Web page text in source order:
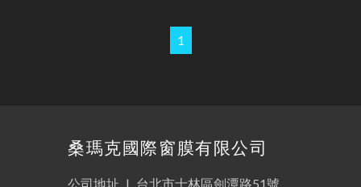
1
桑瑪克國際窗膜有限公司
公司地址 | 台北市士林區劍潭路51號